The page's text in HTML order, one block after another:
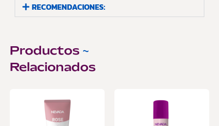
RECOMENDACIONES:
Productos ~
Relacionados